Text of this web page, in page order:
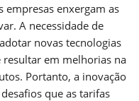
empresas enxergam as
A necessidade de
novas tecnologias
em melhorias na
Portanto, a inovação
que as tarifas